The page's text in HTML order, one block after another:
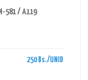
581 / A119
250 Bs./UNID